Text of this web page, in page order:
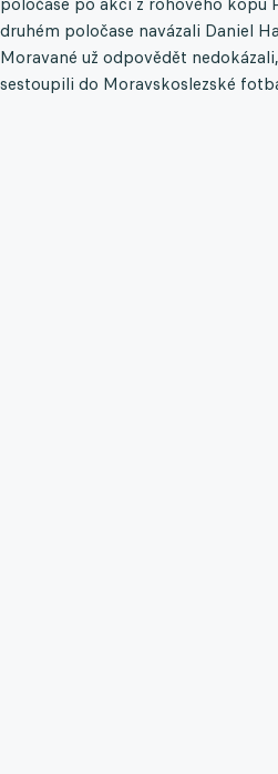
druhém poločase navázali Daniel
Moravané už odpovědět
sestoupili do Moravskoslezské